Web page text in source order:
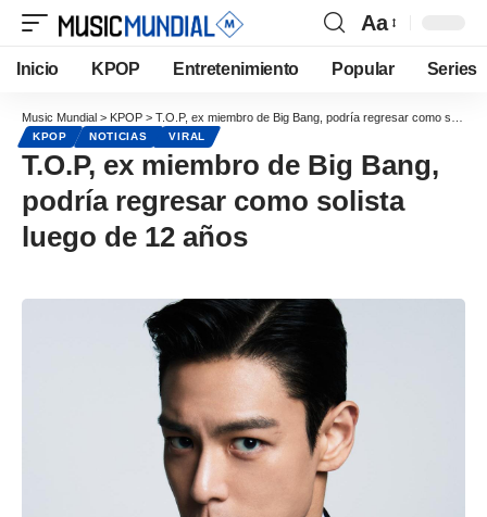
Aa
Inicio KPOP Entretenimiento Popular Series
Music Mundial > KPOP > T.O.P, ex miembro de Big Bang, podría regresar como solista luego de 12 años
KPOP NOTICIAS VIRAL
T.O.P, ex miembro de Big Bang,
podría regresar como solista
luego de 12 años